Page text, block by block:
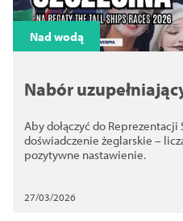
Nad wodą
Nabór
Aby dołączyć do
doświadczenie żeglarskie –
pozytywne nastawienie.
27/03/2026